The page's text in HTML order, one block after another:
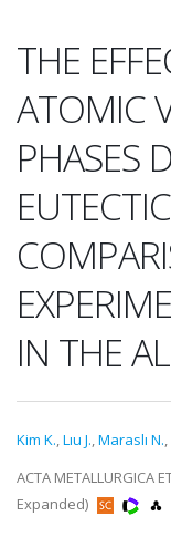
THE
ATOMIC
PHASES
IN THE
Kim K.,Lıu J.,Maraslı N.,
ACTA METALLURGICA
Expanded)